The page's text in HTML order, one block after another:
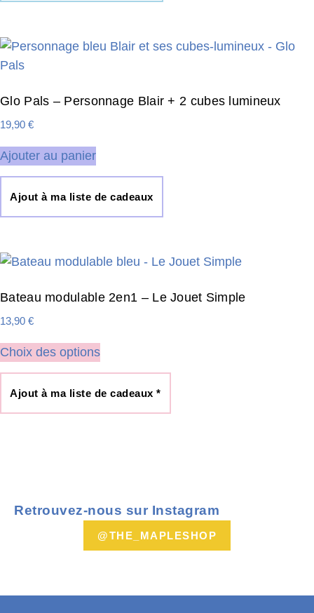
Glo Pals – Personnage Blair + 2 cubes lumineux
19,90 €
Ajouter au panier
Ajout à ma liste de cadeaux
Bateau modulable 2en1 – Le Jouet Simple
13,90 €
Choix des options
Ajout à ma liste de cadeaux *
Retrouvez-nous sur Instagram
@THE_MAPLESHOP